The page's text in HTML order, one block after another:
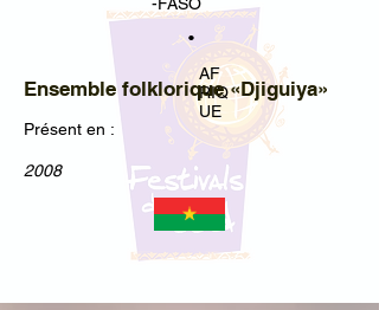
•
AF
RIQ
UE
Ensemble folklorique «Djiguiya»
Présent en :
2008